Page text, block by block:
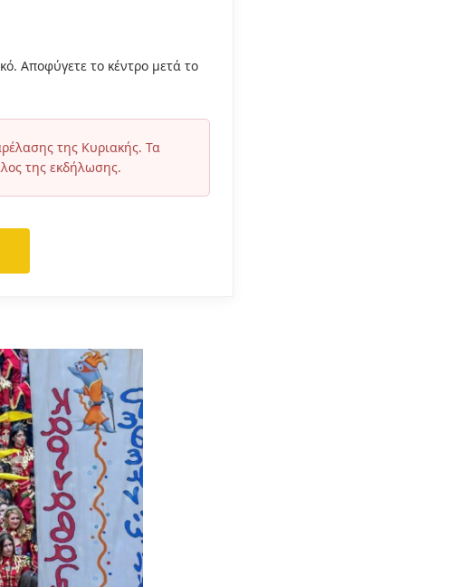
Αποφύγετε το κέντρο μετά το
της Κυριακής. Τα
της εκδήλωσης.